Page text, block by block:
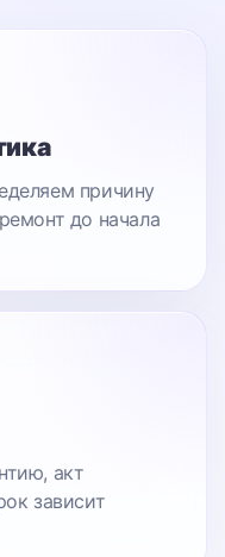
причину
до начала
акт
зависит